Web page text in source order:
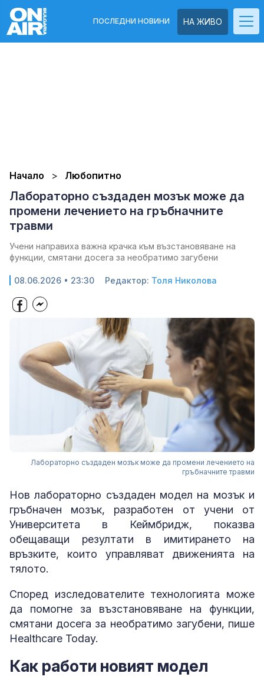
НА ЖИВО
ПОСЛЕДНИ НОВИНИ
Начало Любопитно
Лабораторно създаден мозък може да
промени лечението на гръбначните
травми
Учени направиха важна крачка към възстановяване на
функции, смятани досега за необратимо загубени
08.06.2026 • 23:30 Редактор: Толя Николова
Лабораторно създаден мозък може да промени лечението на
гръбначните травми
Нов лабораторно създаден модел на мозък и
гръбначен мозък, разработен от учени от
Университета в Кеймбридж, показва
обещаващи резултати в имитирането на
връзките, които управляват движенията на
тялото.
Според изследователите технологията може
да помогне за възстановяване на функции,
смятани досега за необратимо загубени, пише
Healthcare Today.
Как работи новият модел